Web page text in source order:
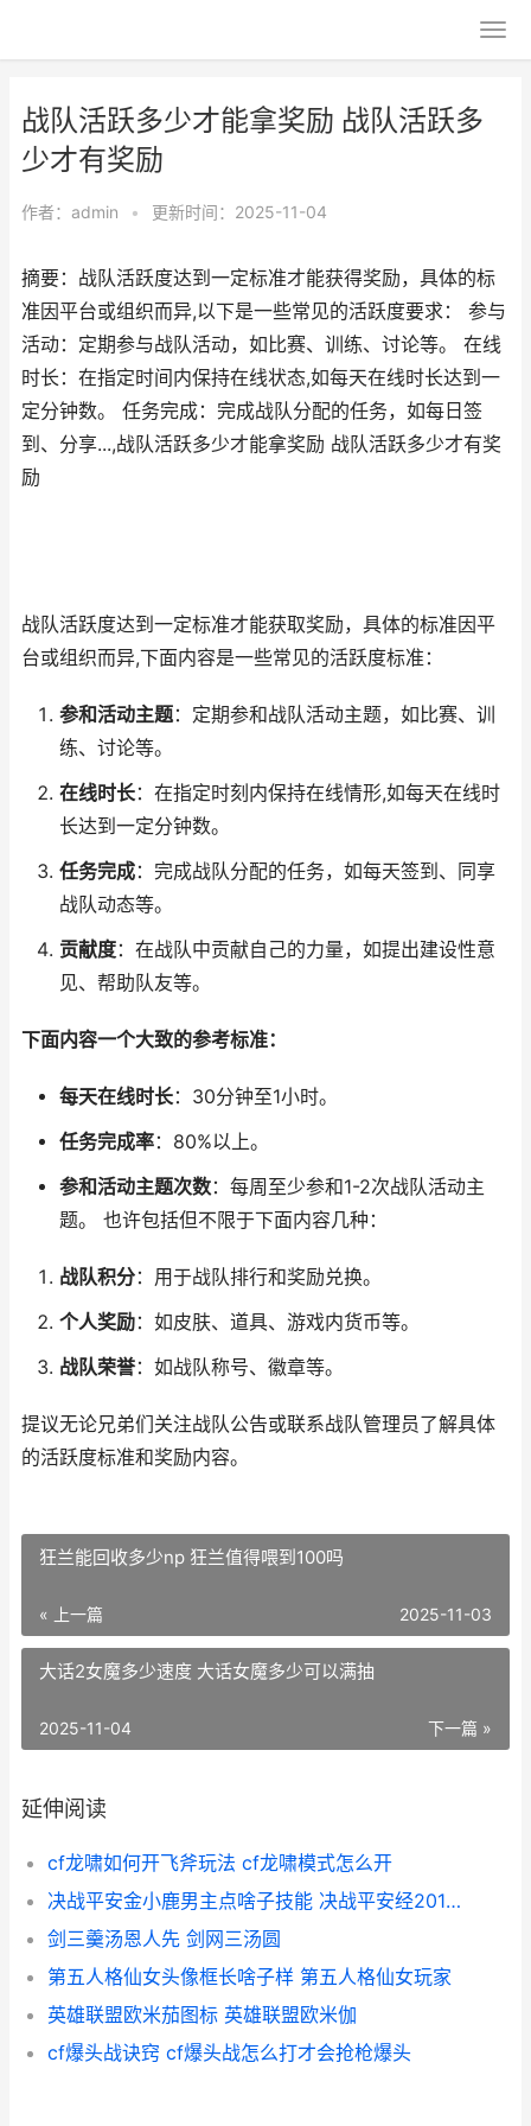
战队活跃多少才能拿奖励 战队活跃多
少才有奖励
作者： admin • 更新时间：2025-11-04
摘要：战队活跃度达到一定标准才能获得奖励，具体的标
准因平台或组织而异,以下是一些常见的活跃度要求： 参与
活动：定期参与战队活动，如比赛、训练、讨论等。 在线
时长：在指定时间内保持在线状态,如每天在线时长达到一
定分钟数。 任务完成：完成战队分配的任务，如每日签
到、分享...,战队活跃多少才能拿奖励 战队活跃多少才有奖
励
战队活跃度达到一定标准才能获取奖励，具体的标准因平
台或组织而异,下面内容是一些常见的活跃度标准：
参和活动主题：定期参和战队活动主题，如比赛、训
练、讨论等。
在线时长：在指定时刻内保持在线情形,如每天在线时
长达到一定分钟数。
任务完成：完成战队分配的任务，如每天签到、同享
战队动态等。
贡献度：在战队中贡献自己的力量，如提出建设性意
见、帮助队友等。
下面内容一个大致的参考标准：
每天在线时长：30分钟至1小时。
任务完成率：80%以上。
参和活动主题次数：每周至少参和1-2次战队活动主
题。 也许包括但不限于下面内容几种：
战队积分：用于战队排行和奖励兑换。
个人奖励：如皮肤、道具、游戏内货币等。
战队荣誉：如战队称号、徽章等。
提议无论兄弟们关注战队公告或联系战队管理员了解具体
的活跃度标准和奖励内容。
狂兰能回收多少np 狂兰值得喂到100吗
« 上一篇 2025-11-03
大话2女魔多少速度 大话女魔多少可以满抽
下一篇 »
2025-11-04
延伸阅读
cf龙啸如何开飞斧玩法 cf龙啸模式怎么开
决战平安金小鹿男主点啥子技能 决战平安经20121年选择的皮肤是什么
剑三羹汤恩人先 剑网三汤圆
第五人格仙女头像框长啥子样 第五人格仙女玩家
英雄联盟欧米茄图标 英雄联盟欧米伽
cf爆头战诀窍 cf爆头战怎么打才会抢枪爆头